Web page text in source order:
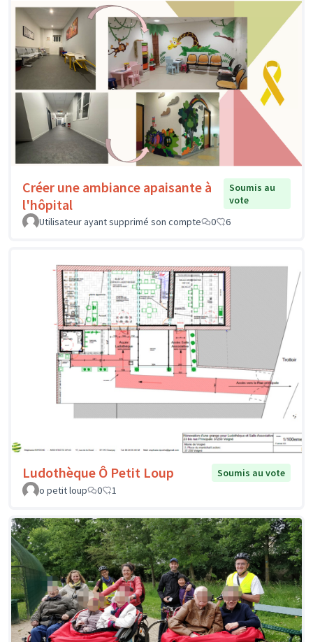
Créer une ambiance apaisante à
l'hôpital
Soumis au
vote
Utilisateur ayant supprimé son compte
0 6
Ludothèque Ô Petit Loup
Soumis au vote
o petit loup
0 1